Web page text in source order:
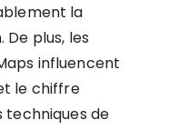
la
plus, les
influencent
le chiffre
techniques de